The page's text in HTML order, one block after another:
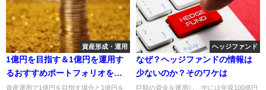
資産形成・運用
1億円を目指す＆1億円を運用す
るおすすめポートフォリオを解
説
資産運用で1億円を目指す場合と1億円を
ヘッジファンド
なぜ？ヘッジファンドの情報は
少ないのか？そのワケは
巨額の資金を運用し、中には年収100億円